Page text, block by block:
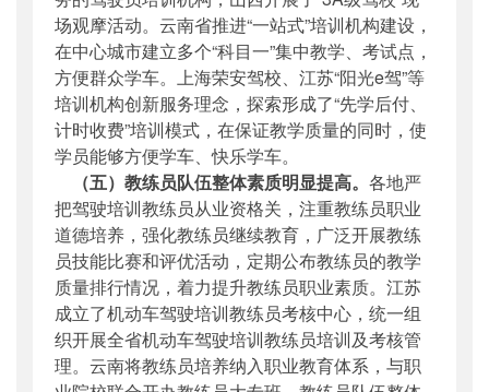
场观摩活动。云南省推进“一站式”培训机构建设，
在中心城市建立多个“科目一”集中教学、考试点，
方便群众学车。上海荣安驾校、江苏“阳光e驾”等
培训机构创新服务理念，探索形成了“先学后付、
计时收费”培训模式，在保证教学质量的同时，使
学员能够方便学车、快乐学车。
（五）教练员队伍整体素质明显提高。 各地严
把驾驶培训教练员从业资格关，注重教练员职业
道德培养，强化教练员继续教育，广泛开展教练
员技能比赛和评优活动，定期公布教练员的教学
质量排行情况，着力提升教练员职业素质。江苏
成立了机动车驾驶培训教练员考核中心，统一组
织开展全省机动车驾驶培训教练员培训及考核管
理。云南将教练员培养纳入职业教育体系，与职